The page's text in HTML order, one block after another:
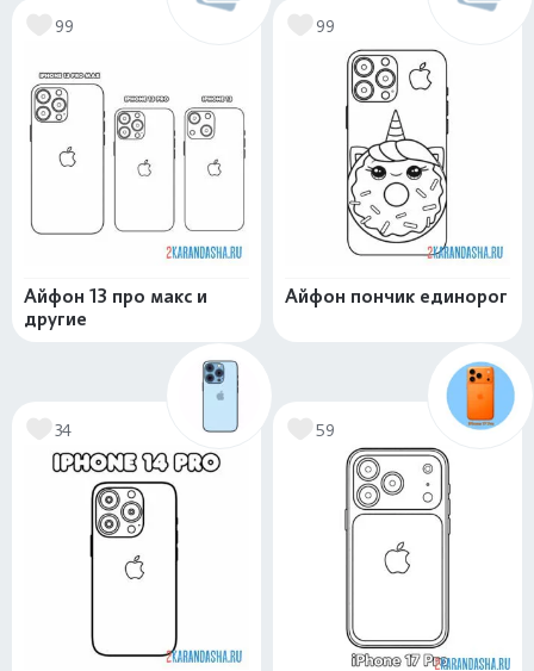
99
Айфон 13 про макс и
другие
99
Айфон пончик единорог
34 59